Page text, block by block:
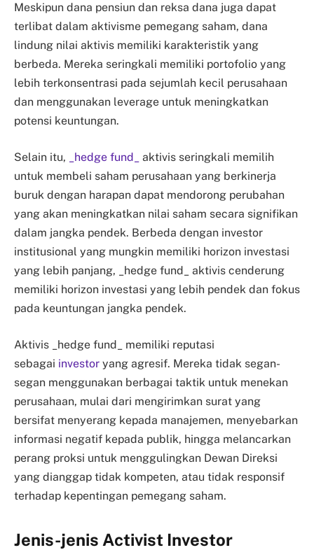
Meskipun dana pensiun dan reksa dana juga dapat
terlibat dalam aktivisme pemegang saham, dana
lindung nilai aktivis memiliki karakteristik yang
berbeda. Mereka seringkali memiliki portofolio yang
lebih terkonsentrasi pada sejumlah kecil perusahaan
dan menggunakan leverage untuk meningkatkan
potensi keuntungan.
Selain itu, _hedge fund_
aktivis seringkali memilih
untuk membeli saham perusahaan yang berkinerja
buruk dengan harapan dapat mendorong perubahan
yang akan meningkatkan nilai saham secara signifikan
dalam jangka pendek. Berbeda dengan investor
institusional yang mungkin memiliki horizon investasi
yang lebih panjang, _hedge fund_ aktivis cenderung
memiliki horizon investasi yang lebih pendek dan fokus
pada keuntungan jangka pendek.
Aktivis _hedge fund_ memiliki reputasi
sebagai investor yang agresif. Mereka tidak segan-
segan menggunakan berbagai taktik untuk menekan
perusahaan, mulai dari mengirimkan surat yang
bersifat menyerang kepada manajemen, menyebarkan
informasi negatif kepada publik, hingga melancarkan
perang proksi untuk menggulingkan Dewan Direksi
yang dianggap tidak kompeten, atau tidak responsif
terhadap kepentingan pemegang saham.
Jenis-jenis Activist Investor